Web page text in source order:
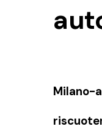
Milano-